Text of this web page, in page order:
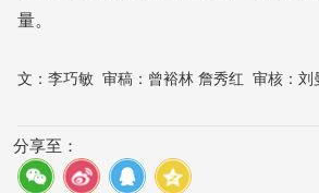
量。
文： 李巧敏 审稿： 曾裕林 詹秀红 审核： 刘
分享至：